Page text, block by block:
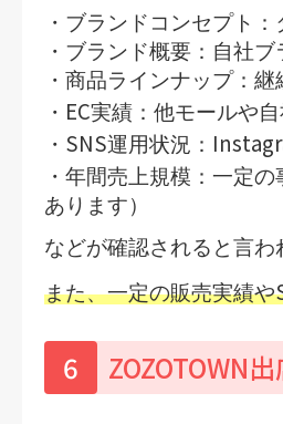
・ブランドコンセプト
・ブランド概要：自社
・商品ラインナップ：
・ EC実績：他モールや自
・ SNS運用状況：
・年間売上規模：一定
あります）
などが確認されると言わ
また、一定の販売実績や
6 ZOZOTOWN